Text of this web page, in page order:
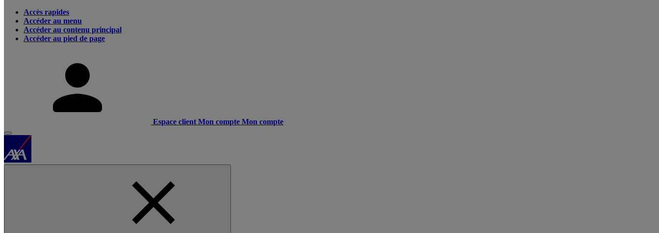
Accès rapides
Accéder au menu
Accéder au contenu principal
Accéder au pied de page
Espace client Mon compte Mon compte